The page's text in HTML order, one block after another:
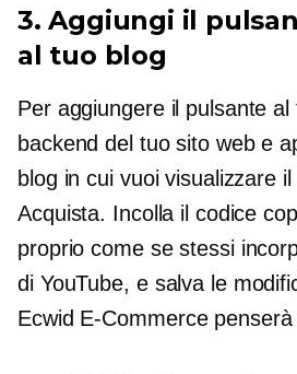
3. Aggiungi il
al tuo blog
Per aggiungere il pulsante al
backend del tuo sito web e
blog in cui vuoi visualizzare
Acquista. Incolla il codice
proprio come se stessi
di YouTube, e salva le
Ecwid E-Commercepenserà